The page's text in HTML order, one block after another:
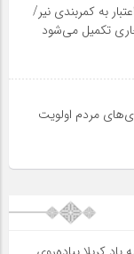
اعتبار به کمربندی نیر/
تکمیل می‌شود
مردم اولویت‌